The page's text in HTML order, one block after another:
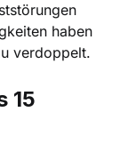
haben
verdoppelt.
15